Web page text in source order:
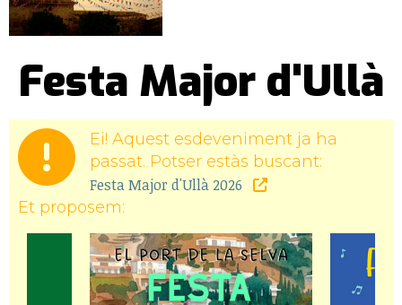
Festa Major d'Ullà
Ei! Aquest esdeveniment ja ha
passat. Potser estàs buscant:
Festa Major d'Ullà 2026
Et proposem: